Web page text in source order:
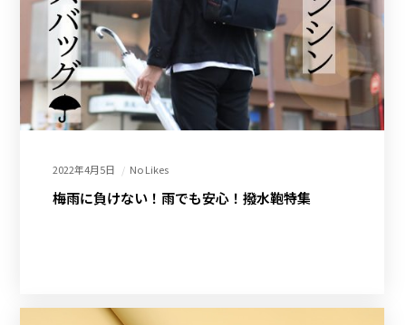
2022年4月5日 No Likes
梅雨に負けない！雨でも安心！撥水鞄特集